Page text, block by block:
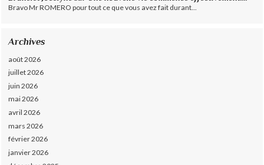
Bravo Mr ROMERO pour tout ce que vous avez fait durant...
Archives
août 2026
juillet 2026
juin 2026
mai 2026
avril 2026
mars 2026
février 2026
janvier 2026